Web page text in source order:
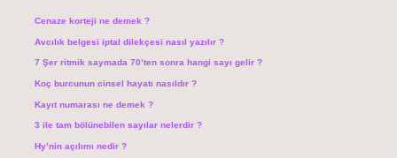
Cenaze korteji ne demek ?
Avcılık belgesi iptal dilekçesi nasıl yazılır ?
7 Şer ritmik saymada 70’ten sonra hangi sayı gelir ?
Koç burcunun cinsel hayatı nasıldır ?
Kayıt numarası ne demek ?
3 ile tam bölünebilen sayılar nelerdir ?
Hy’nin açılımı nedir ?